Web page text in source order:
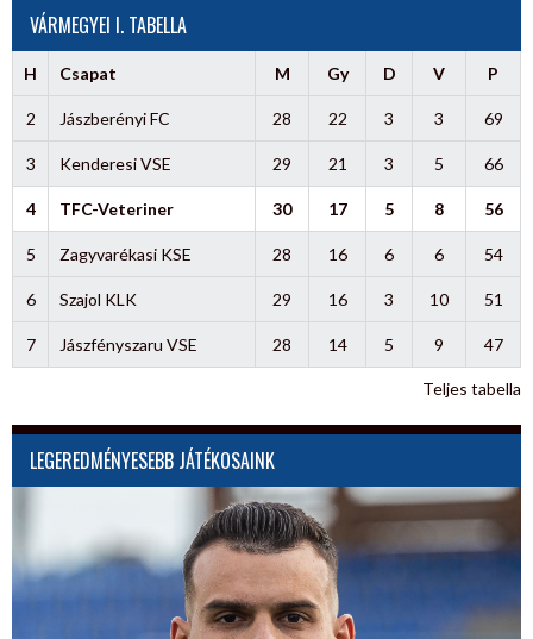
VÁRMEGYEI I. TABELLA
H Csapat M Gy D V P
2 Jászberényi FC 28 22 3 3 69
3 Kenderesi VSE 29 21 3 5 66
4 TFC-Veteriner 30 17 5 8 56
5 Zagyvarékasi KSE 28 16 6 6 54
6 Szajol KLK 29 16 3 10 51
7 Jászfényszaru VSE 28 14 5 9 47
Teljes tabella
LEGEREDMÉNYESEBB JÁTÉKOSAINK